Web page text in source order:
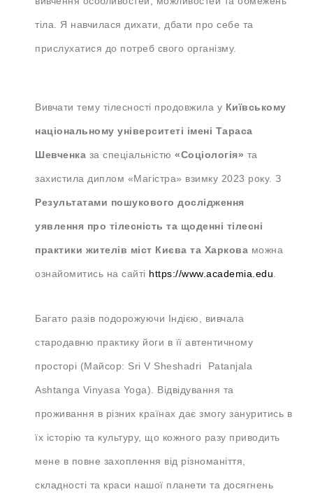
тіла. Я навчилася дихати, дбати про себе та
прислухатися до потреб свого організму.
Вивчати тему тілесності продовжила у Київському
національному університеті імені Тараса
Шевченка за спеціальністю «Соціологія» та
захистила диплом «Магістра» взимку 2023 року. З
Результатами пошукового дослідження
уявлення про тілесність та щоденні тілесні
практики жителів міст Києва та Харкова можна
ознайомитись на сайті https://www.academia.edu
Багато разів подорожуючи Індією, вивчала
стародавню практику йоги в її автентичному
просторі (Майсор: Sri V Sheshadri Patanjala
Ashtanga Vinyasa Yoga). Відвідування та
проживання в різних країнах дає змогу зануритись в
їх історію та культуру, що кожного разу приводить
мене в повне захоплення від різноманіття,
складності та краси нашої планети та досягнень